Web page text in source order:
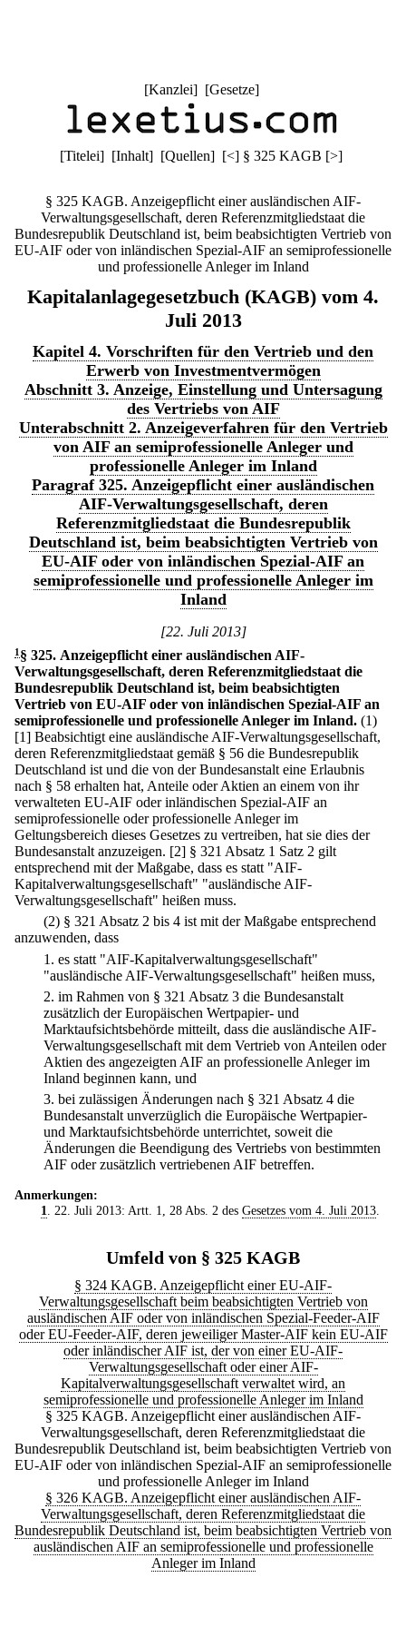
[Kanzlei] [Gesetze]
[Titelei] [Inhalt] [Quellen] [<] § 325 KAGB [>]
§ 325 KAGB. Anzeigepflicht einer ausländischen AIF-
Verwaltungsgesellschaft, deren Referenzmitgliedstaat die
Bundesrepublik Deutschland ist, beim beabsichtigten Vertrieb von
EU-AIF oder von inländischen Spezial-AIF an semiprofessionelle
und professionelle Anleger im Inland
Kapitalanlagegesetzbuch (KAGB) vom 4.
Juli 2013
Kapitel 4. Vorschriften für den Vertrieb und den
Erwerb von Investmentvermögen
Abschnitt 3. Anzeige, Einstellung und Untersagung
des Vertriebs von AIF
Unterabschnitt 2. Anzeigeverfahren für den Vertrieb
von AIF an semiprofessionelle Anleger und
professionelle Anleger im Inland
Paragraf 325. Anzeigepflicht einer ausländischen
AIF-Verwaltungsgesellschaft, deren
Referenzmitgliedstaat die Bundesrepublik
Deutschland ist, beim beabsichtigten Vertrieb von
EU-AIF oder von inländischen Spezial-AIF an
semiprofessionelle und professionelle Anleger im
Inland
[22. Juli 2013]
1 § 325. Anzeigepflicht einer ausländischen AIF-
Verwaltungsgesellschaft, deren Referenzmitgliedstaat die
Bundesrepublik Deutschland ist, beim beabsichtigten
Vertrieb von EU-AIF oder von inländischen Spezial-AIF an
semiprofessionelle und professionelle Anleger im Inland. (1)
[1] Beabsichtigt eine ausländische AIF-Verwaltungsgesellschaft,
deren Referenzmitgliedstaat gemäß § 56 die Bundesrepublik
Deutschland ist und die von der Bundesanstalt eine Erlaubnis
nach § 58 erhalten hat, Anteile oder Aktien an einem von ihr
verwalteten EU-AIF oder inländischen Spezial-AIF an
semiprofessionelle oder professionelle Anleger im
Geltungsbereich dieses Gesetzes zu vertreiben, hat sie dies der
Bundesanstalt anzuzeigen. [2] § 321 Absatz 1 Satz 2 gilt
entsprechend mit der Maßgabe, dass es statt "AIF-
Kapitalverwaltungsgesellschaft" "ausländische AIF-
Verwaltungsgesellschaft" heißen muss.
(2) § 321 Absatz 2 bis 4 ist mit der Maßgabe entsprechend
anzuwenden, dass
1. es statt "AIF-Kapitalverwaltungsgesellschaft"
"ausländische AIF-Verwaltungsgesellschaft" heißen muss,
2. im Rahmen von § 321 Absatz 3 die Bundesanstalt
zusätzlich der Europäischen Wertpapier- und
Marktaufsichtsbehörde mitteilt, dass die ausländische AIF-
Verwaltungsgesellschaft mit dem Vertrieb von Anteilen oder
Aktien des angezeigten AIF an professionelle Anleger im
Inland beginnen kann, und
3. bei zulässigen Änderungen nach § 321 Absatz 4 die
Bundesanstalt unverzüglich die Europäische Wertpapier-
und Marktaufsichtsbehörde unterrichtet, soweit die
Änderungen die Beendigung des Vertriebs von bestimmten
AIF oder zusätzlich vertriebenen AIF betreffen.
Anmerkungen:
1
. 22. Juli 2013: Artt. 1, 28 Abs. 2 des Gesetzes vom 4. Juli 2013.
Umfeld von § 325 KAGB
§ 324 KAGB. Anzeigepflicht einer EU-AIF-
Verwaltungsgesellschaft beim beabsichtigten Vertrieb von
ausländischen AIF oder von inländischen Spezial-Feeder-AIF
oder EU-Feeder-AIF, deren jeweiliger Master-AIF kein EU-AIF
oder inländischer AIF ist, der von einer EU-AIF-
Verwaltungsgesellschaft oder einer AIF-
Kapitalverwaltungsgesellschaft verwaltet wird, an
semiprofessionelle und professionelle Anleger im Inland
§ 325 KAGB. Anzeigepflicht einer ausländischen AIF-
Verwaltungsgesellschaft, deren Referenzmitgliedstaat die
Bundesrepublik Deutschland ist, beim beabsichtigten Vertrieb von
EU-AIF oder von inländischen Spezial-AIF an semiprofessionelle
und professionelle Anleger im Inland
§ 326 KAGB. Anzeigepflicht einer ausländischen AIF-
Verwaltungsgesellschaft, deren Referenzmitgliedstaat die
Bundesrepublik Deutschland ist, beim beabsichtigten Vertrieb von
ausländischen AIF an semiprofessionelle und professionelle
Anleger im Inland